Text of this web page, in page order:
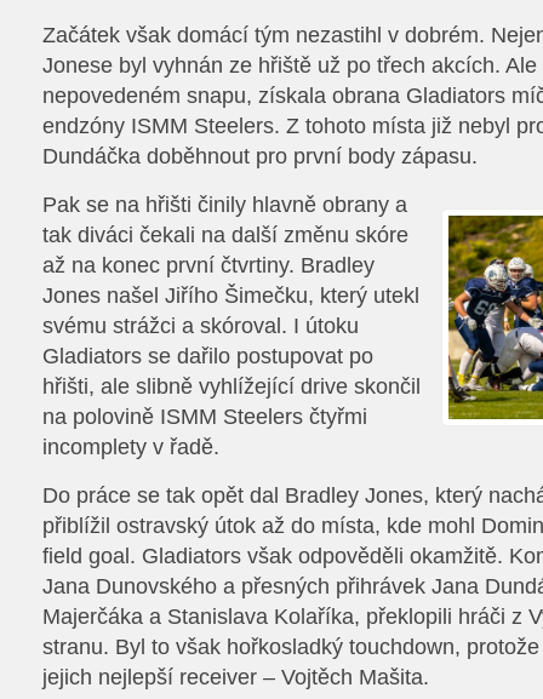
Začátek však domácí tým nezastihl v dobrém.
Jonese byl vyhnán ze hřiště už po třech akcích.
nepovedeném snapu, získala obrana Gladiators
endzóny ISMM Steelers. Z tohoto místa již nebyl
Dundáčka doběhnout pro první body zápasu.
Pak se na hřišti činily hlavně obrany a
tak diváci čekali na další změnu skóre
až na konec první čtvrtiny. Bradley
Jones našel Jiřího Šimečku, který utekl
svému strážci a skóroval. I útoku
Gladiators se dařilo postupovat po
hřišti, ale slibně vyhlížející drive skončil
na polovině ISMM Steelers čtyřmi
incomplety v řadě.
Do práce se tak opět dal Bradley Jones, který
přiblížil ostravský útok až do místa, kde mohl
field goal. Gladiators však odpověděli okamžitě.
Jana Dunovského a přesných přihrávek Jana
Majerčáka a Stanislava Kolaříka, překlopili hráči z
stranu. Byl to však hořkosladký touchdown,
jejich nejlepší receiver – Vojtěch Mašita.